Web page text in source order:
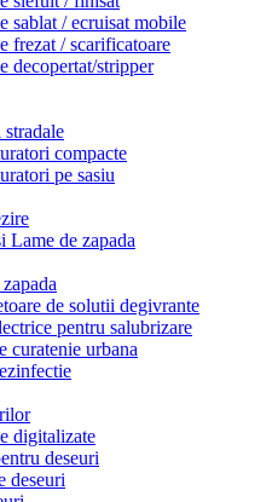
sablat / ecruisat mobile
frezat / scarificatoare
decopertat/stripper
compacte
pe sasiu
Lame de zapada
de solutii degivrante
pentru salubrizare
curatenie urbana
digitalizate
deseuri
deseuri